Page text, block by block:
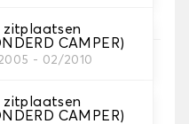
zitplaatsen
CAMPER)
- 02/2010
zitplaatsen
CAMPER)